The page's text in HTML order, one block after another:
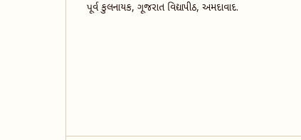
પૂર્વ કુલનાયક, ગૂજરાત વિદ્યાપીઠ, અમદાવાદ.